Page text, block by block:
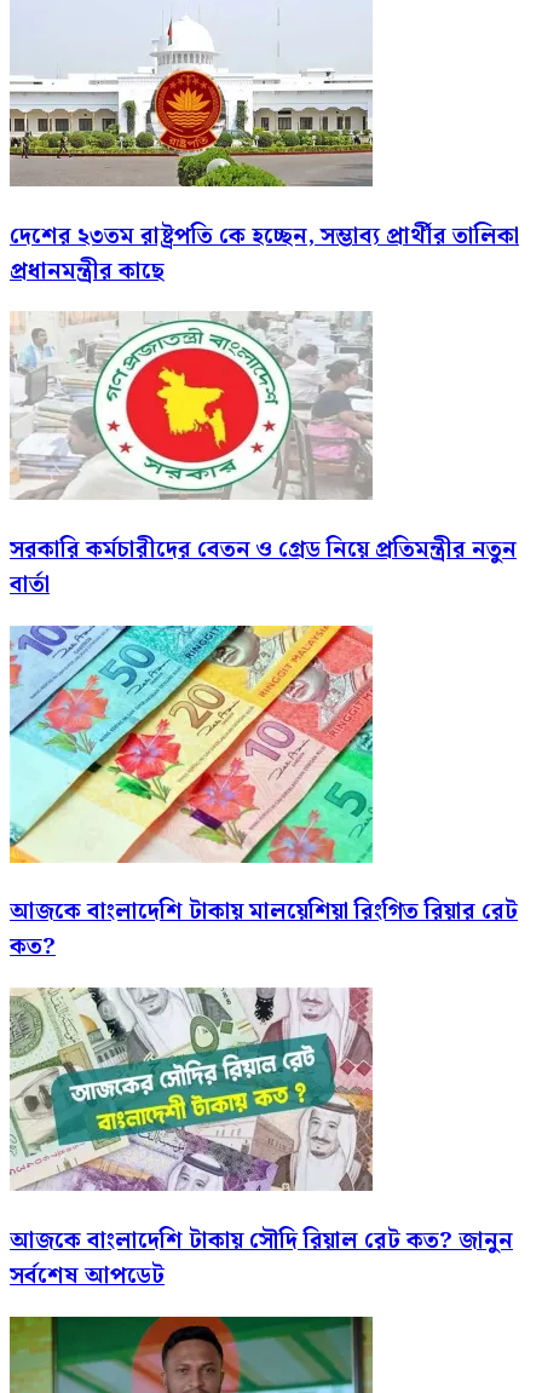
দেশের ২৩তম রাষ্ট্রপতি কে হচ্ছেন, সম্ভাব্য প্রার্থীর তালিকা
প্রধানমন্ত্রীর কাছে
সরকারি কর্মচারীদের বেতন ও গ্রেড নিয়ে প্রতিমন্ত্রীর নতুন
বার্তা
আজকে বাংলাদেশি টাকায় মালয়েশিয়া রিংগিত রিয়ার রেট
কত?
আজকে বাংলাদেশি টাকায় সৌদি রিয়াল রেট কত? জানুন
সর্বশেষ আপডেট